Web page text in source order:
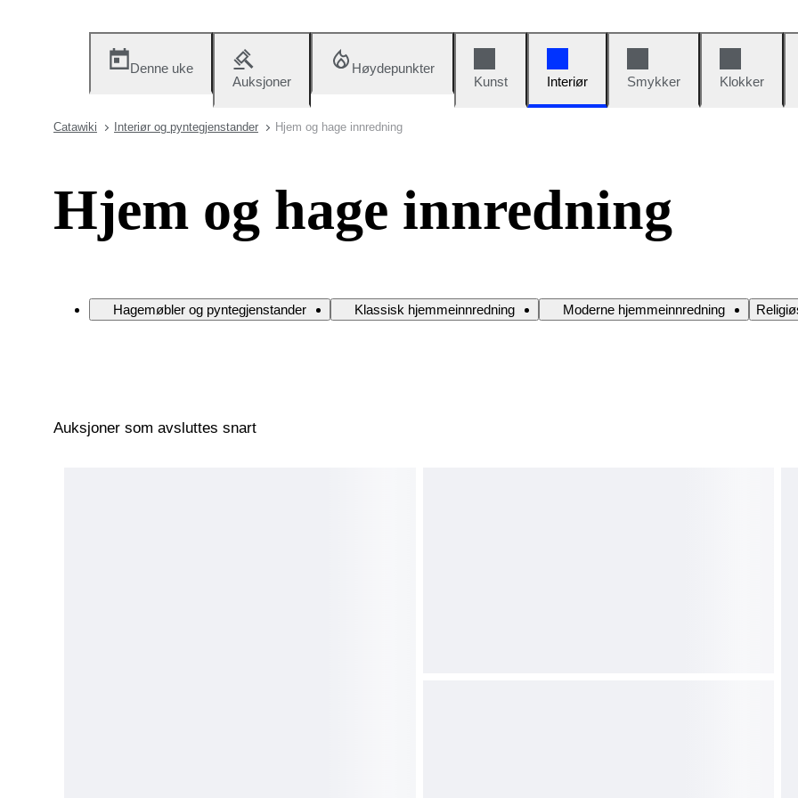
Denne uke
Auksjoner
Høydepunkter
Kunst
Interiør Smykker Klokker
Catawiki Interiør og pyntegjenstander Hjem og hage innredning
Hjem og hage innredning
Hagemøbler og pyntegjenstander Klassisk hjemmeinnredning Moderne hjemmeinnredning
Auksjoner som avsluttes snart